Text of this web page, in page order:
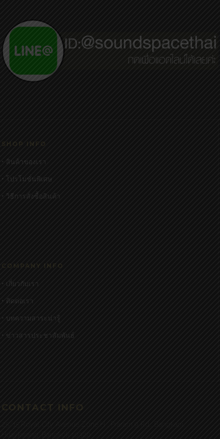
SHOP INFO
• สินค้าของเรา
• โปรโมชั่นพิเศษ
• วิธีการสั่งซื้อสินค้า
COMPANY INFO
• เกี่ยวกับเรา
• ติดต่อเรา
• บทความสาระน่ารู้
• ข่าวสารประชาสัมพันธ์
CONTACT INFO